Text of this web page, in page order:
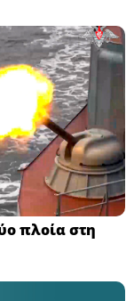
πλοία στη